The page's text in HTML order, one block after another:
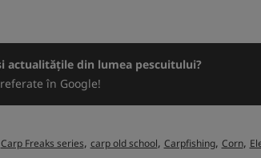
actualitățile din lumea pescuitului?
în Google!
Carp Freaks series, carp old school, Carpfishing, Corn,